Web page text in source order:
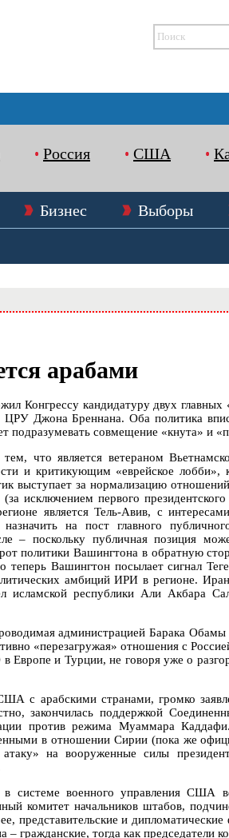
Россия США
Бизнес Выборы
арабами
Конгрессу кандидатуру двух главных
ЦРУ Джона Бреннана. Оба политика
подразумевать совмещение «кнута» и
тем, что является ветераном
и критикующим «еврейское лобби»,
выступает за нормализацию
исключением первого
является Тель-Авив, с
на пост главного
– поскольку публичная позиция
политики Вашингтона в обратную
теперь Вашингтон посылает сигнал
амбиций ИРИ в регионе.
исламской республики Али Акбара
администрацией Барака
«перезагружая» отношения с
Европе и Турции, не говоря уже о
с арабскими странами, громко
закончилась поддержкой
против режима Муаммара
в отношении Сирии (пока же
на вооруженные силы
в системе военного управления США
комитет начальников штабов,
представительские и
гражданские, тогда как председатели